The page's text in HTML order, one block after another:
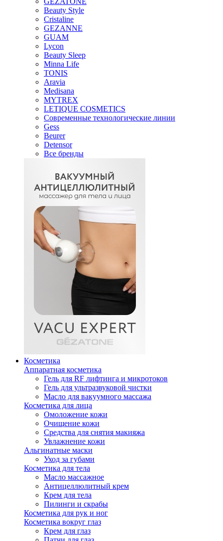
Beauty Style
Cristaline
GEZANNE
GUAM
Lycon
Beauty Sleep
Minna Life
TONIS
Aravia
Medisana
MYTREX
LETIQUE COSMETICS
Современные технологические линии
Gess
Beurer
Detensor
Все бренды
Косметика
Аппаратная косметика
Гель для RF лифтинга и микротоков
Гель для ультразвуковой чистки
Масло для вакуумного массажа
Косметика для лица
Омоложение кожи
Очищение кожи
Средства для снятия макияжа
Увлажнение кожи
Альгинатные маски
Уход за губами
Косметика для тела
Масло массажное
Антицеллюлитный крем
Крем для тела
Пилинги и скрабы
Косметика для рук и ног
Косметика вокруг глаз
Крем для глаз